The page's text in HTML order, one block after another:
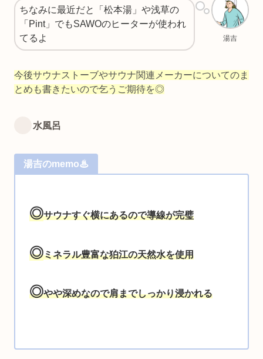
湯吉
ちなみに最近だと「松本湯」や浅草の
「Pint」でもSAWOのヒーターが使われ
てるよ
今後サウナストーブやサウナ関連メーカーについてのま
とめも書きたいので乞うご期待を◎
水風呂
湯吉のmemo♨
◎サウナすぐ横にあるので導線が完璧
◎ミネラル豊富な狛江の天然水を使用
◎やや深めなので肩までしっかり浸かれる